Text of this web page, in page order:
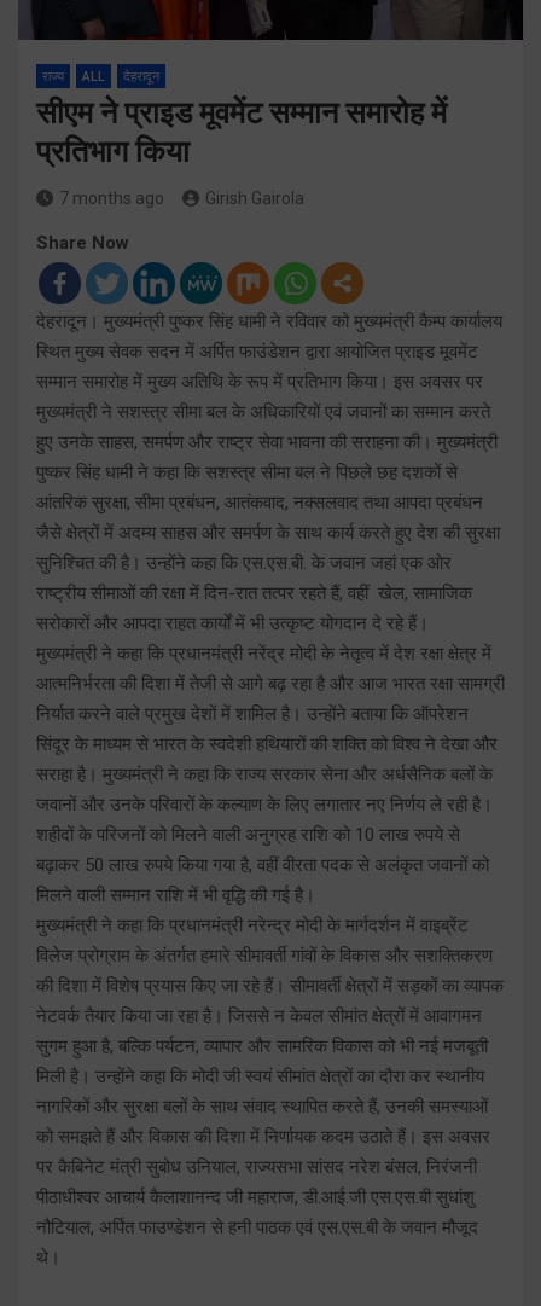
राज्य ALL देहरादून
सीएम ने प्राइड मूवमेंट सम्मान समारोह में
प्रतिभाग किया
7 months ago Girish Gairola
Share Now
देहरादून। मुख्यमंत्री पुष्कर सिंह धामी ने रविवार को मुख्यमंत्री कैम्प कार्यालय
स्थित मुख्य सेवक सदन में अर्पित फाउंडेशन द्वारा आयोजित प्राइड मूवमेंट
सम्मान समारोह में मुख्य अतिथि के रूप में प्रतिभाग किया। इस अवसर पर
मुख्यमंत्री ने सशस्त्र सीमा बल के अधिकारियों एवं जवानों का सम्मान करते
हुए उनके साहस, समर्पण और राष्ट्र सेवा भावना की सराहना की। मुख्यमंत्री
पुष्कर सिंह धामी ने कहा कि सशस्त्र सीमा बल ने पिछले छह दशकों से
आंतरिक सुरक्षा, सीमा प्रबंधन, आतंकवाद, नक्सलवाद तथा आपदा प्रबंधन
जैसे क्षेत्रों में अदम्य साहस और समर्पण के साथ कार्य करते हुए देश की सुरक्षा
सुनिश्चित की है। उन्होंने कहा कि एस.एस.बी. के जवान जहां एक ओर
राष्ट्रीय सीमाओं की रक्षा में दिन-रात तत्पर रहते हैं, वहीं खेल, सामाजिक
सरोकारों और आपदा राहत कार्यों में भी उत्कृष्ट योगदान दे रहे हैं।
मुख्यमंत्री ने कहा कि प्रधानमंत्री नरेंद्र मोदी के नेतृत्व में देश रक्षा क्षेत्र में
आत्मनिर्भरता की दिशा में तेजी से आगे बढ़ रहा है और आज भारत रक्षा सामग्री
निर्यात करने वाले प्रमुख देशों में शामिल है। उन्होंने बताया कि ऑपरेशन
सिंदूर के माध्यम से भारत के स्वदेशी हथियारों की शक्ति को विश्व ने देखा और
सराहा है। मुख्यमंत्री ने कहा कि राज्य सरकार सेना और अर्धसैनिक बलों के
जवानों और उनके परिवारों के कल्याण के लिए लगातार नए निर्णय ले रही है।
शहीदों के परिजनों को मिलने वाली अनुग्रह राशि को 10 लाख रुपये से
बढ़ाकर 50 लाख रुपये किया गया है, वहीं वीरता पदक से अलंकृत जवानों को
मिलने वाली सम्मान राशि में भी वृद्धि की गई है।
मुख्यमंत्री ने कहा कि प्रधानमंत्री नरेन्द्र मोदी के मार्गदर्शन में वाइब्रेंट
विलेज प्रोग्राम के अंतर्गत हमारे सीमावर्ती गांवों के विकास और सशक्तिकरण
की दिशा में विशेष प्रयास किए जा रहे हैं। सीमावर्ती क्षेत्रों में सड़कों का व्यापक
नेटवर्क तैयार किया जा रहा है। जिससे न केवल सीमांत क्षेत्रों में आवागमन
सुगम हुआ है, बल्कि पर्यटन, व्यापार और सामरिक विकास को भी नई मजबूती
मिली है। उन्होंने कहा कि मोदी जी स्वयं सीमांत क्षेत्रों का दौरा कर स्थानीय
नागरिकों और सुरक्षा बलों के साथ संवाद स्थापित करते हैं, उनकी समस्याओं
को समझते हैं और विकास की दिशा में निर्णायक कदम उठाते हैं। इस अवसर
पर कैबिनेट मंत्री सुबोध उनियाल, राज्यसभा सांसद नरेश बंसल, निरंजनी
पीठाधीश्वर आचार्य कैलाशानन्द जी महाराज, डी.आई.जी एस.एस.बी सुधांशु
नौटियाल, अर्पित फाउण्डेशन से हनी पाठक एवं एस.एस.बी के जवान मौजूद
थे।